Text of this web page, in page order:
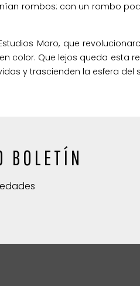
rombos: con un rombo
Moro, que
color. Que lejos queda esta
y trascienden la esfera del
BOLETÍN